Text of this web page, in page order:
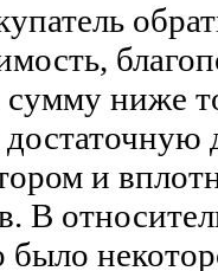
сумму ниже
и
В
было